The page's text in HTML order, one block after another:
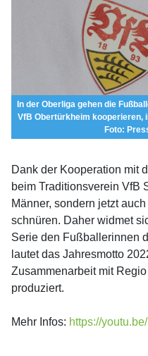
In der Oberliga gehen die
VfB Obertürkheim kooperieren,
Foto:
Dank der Kooperation mit
beim Traditionsverein VfB
Männer, sondern jetzt
schnüren. Daher widmet
Serie den Fußballerinnen
lautet das Jahresmotto
Zusammenarbeit mit
produziert.
Mehr Infos: https://